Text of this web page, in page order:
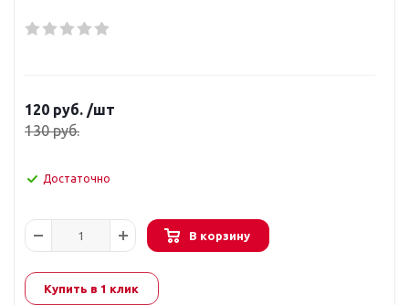
120 руб. /шт
130руб.
Достаточно
В корзину
Купить в 1 клик